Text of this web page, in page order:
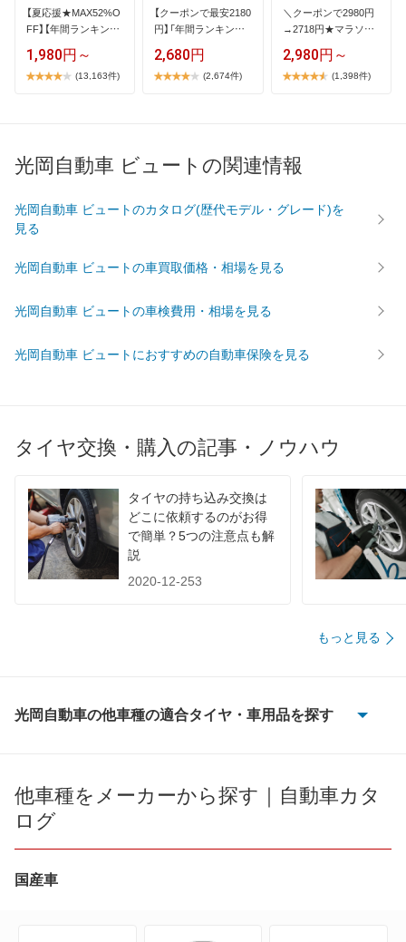
【​夏​応​援​★​M​A​X​5​2​%​O​
F​F​】​【​年​間​ラ​ン​キ​ン​グ​
1​…
1,980円～
(13,163件)
【​ク​ー​ポ​ン​で​最​安​2​1​8​0​
円​】​「​年​間​ラ​ン​キ​ン​…
2,680円
(2,674件)
＼​ク​ー​ポ​ン​で​2​9​8​0​円​
→​2​7​1​8​円​★​マ​ラ​ソ​ン​
限​…
2,980円～
(1,398件)
光岡自動車 ビュートの関連情報
光岡自動車 ビュートのカタログ(歴代モデル・グレード)を
見る
光岡自動車 ビュートの車買取価格・相場を見る
光岡自動車 ビュートの車検費用・相場を見る
光岡自動車 ビュートにおすすめの自動車保険を見る
タイヤ交換・購入の記事・ノウハウ
タイヤの持ち込み交換は
どこに依頼するのがお得
で簡単？5つの注意点も解
説
2020-12-253
もっと見る
光岡自動車の他車種の適合タイヤ・車用品を探す
M55
TX1
オロチ
他車種をメーカーから探す｜自動車カタ
ログ
国産車